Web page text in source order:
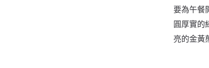
要為午餐
圓厚實的
亮的金黃